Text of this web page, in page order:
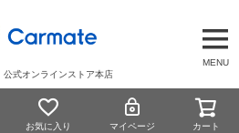
MENU
公式オンラインストア本店
お気に入り マイページ カート